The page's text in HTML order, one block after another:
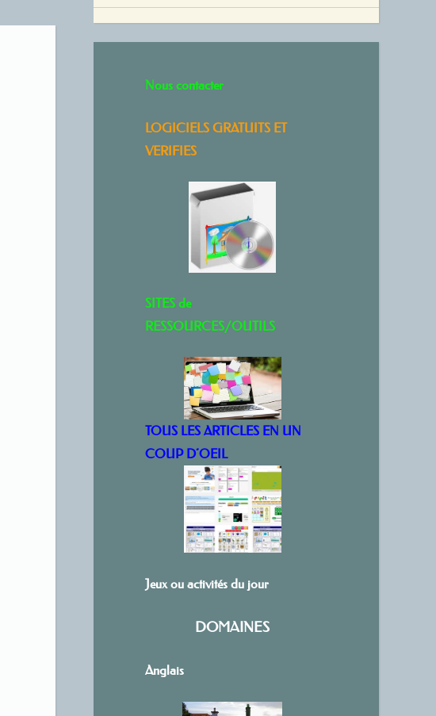
Nous contacter
LOGICIELS GRATUITS ET
VERIFIES
SITES de
RESSOURCES/OUTILS
TOUS LES ARTICLES EN UN
COUP D’OEIL
Jeux ou activités du jour
DOMAINES
Anglais